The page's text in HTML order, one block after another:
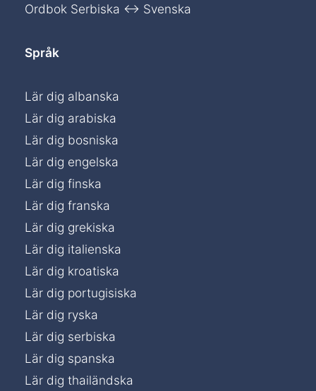
Ordbok Serbiska ↔ Svenska
Språk
Lär dig albanska
Lär dig arabiska
Lär dig bosniska
Lär dig engelska
Lär dig finska
Lär dig franska
Lär dig grekiska
Lär dig italienska
Lär dig kroatiska
Lär dig portugisiska
Lär dig ryska
Lär dig serbiska
Lär dig spanska
Lär dig thailändska